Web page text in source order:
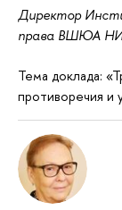
Директор
права ВШЮА
Тема доклада:
противоречия и